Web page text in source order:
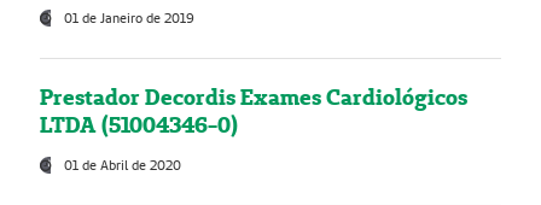
01 de Janeiro de 2019
Prestador Decordis Exames Cardiológicos
LTDA (51004346-0)
01 de Abril de 2020